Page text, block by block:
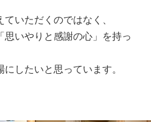
いただくのではなく、
いやりと感謝の心」を持っ
したいと思っています。